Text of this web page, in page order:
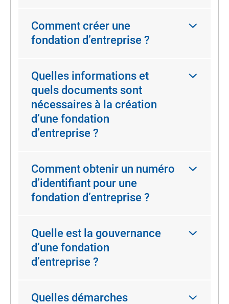
Comment créer une
fondation d’entreprise ?
Quelles informations et
quels documents sont
nécessaires à la création
d’une fondation
d’entreprise ?
Comment obtenir un numéro
d’identifiant pour une
fondation d’entreprise ?
Quelle est la gouvernance
d’une fondation
d’entreprise ?
Quelles démarches